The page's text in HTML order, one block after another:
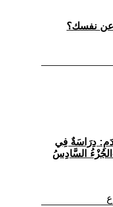
دِرَاسَةٌ فِي
الجُزْءُ السَّادِسُ